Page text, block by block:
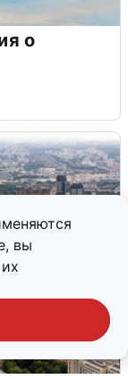
вы
о